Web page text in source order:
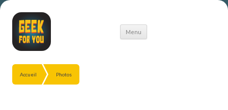
Menu
Aller
Accueil Photos